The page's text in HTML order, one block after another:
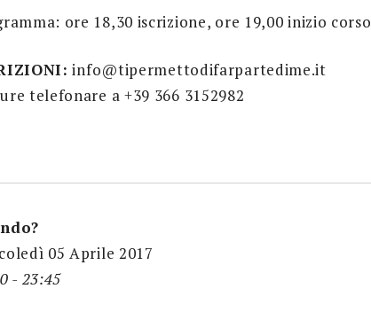
ore 18,30 iscrizione, ore 19,00 inizio
info@tipermettodifarpartedime.it
telefonare a +39 366 3152982
05 Aprile 2017
- 23:45